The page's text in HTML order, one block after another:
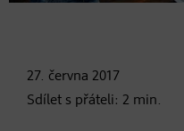
27. června 2017
Sdílet s přáteli: 2 min.